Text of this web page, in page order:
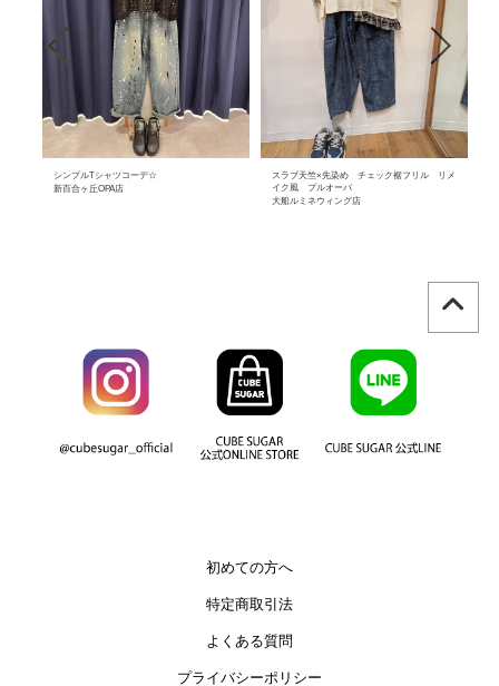
シンプルTシャツコーデ☆
新百合ヶ丘OPA店
スラブ天竺×先染め チェック裾フリル リメ
イク風 プルオーバ
大船ルミネウィング店
初めての方へ
特定商取引法
よくある質問
プライバシーポリシー